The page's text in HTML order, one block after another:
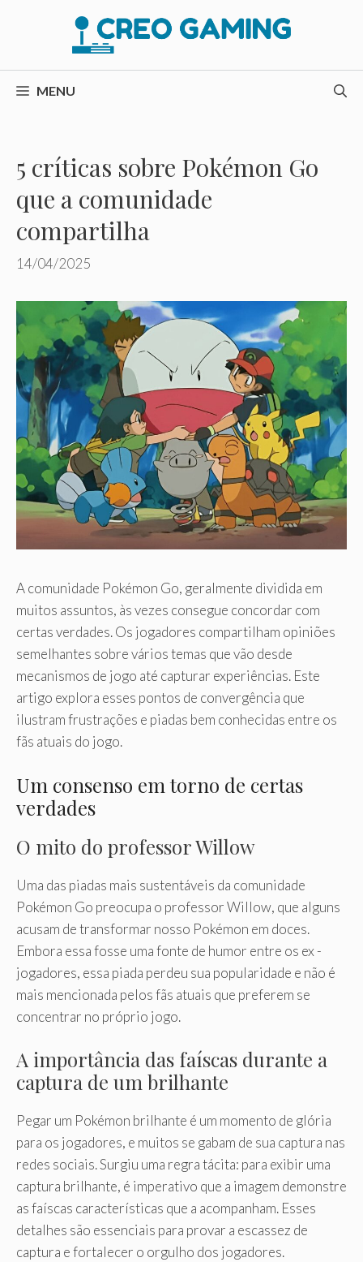
conteúdo
MENU
5 críticas sobre Pokémon Go
que a comunidade
compartilha
14/04/2025
A comunidade Pokémon Go, geralmente dividida em
muitos assuntos, às vezes consegue concordar com
certas verdades. Os jogadores compartilham opiniões
semelhantes sobre vários temas que vão desde
mecanismos de jogo até capturar experiências. Este
artigo explora esses pontos de convergência que
ilustram frustrações e piadas bem conhecidas entre os
fãs atuais do jogo.
Um consenso em torno de certas
verdades
O mito do professor Willow
Uma das piadas mais sustentáveis ​​da comunidade
Pokémon Go preocupa o professor Willow, que alguns
acusam de transformar nosso Pokémon em doces.
Embora essa fosse uma fonte de humor entre os ex -
jogadores, essa piada perdeu sua popularidade e não é
mais mencionada pelos fãs atuais que preferem se
concentrar no próprio jogo.
A importância das faíscas durante a
captura de um brilhante
Pegar um Pokémon brilhante é um momento de glória
para os jogadores, e muitos se gabam de sua captura nas
redes sociais. Surgiu uma regra tácita: para exibir uma
captura brilhante, é imperativo que a imagem demonstre
as faíscas características que a acompanham. Esses
detalhes são essenciais para provar a escassez de
captura e fortalecer o orgulho dos jogadores.